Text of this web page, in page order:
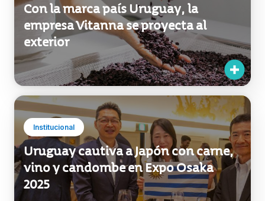
Con la marca país Uruguay, la
empresa Vitanna se proyecta al
exterior
Institucional
Uruguay cautiva a Japón con carne,
vino y candombe en Expo Osaka
2025